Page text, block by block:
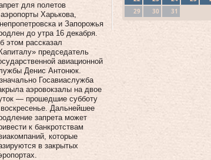
для полетов
Харькова,
и Запорожья
до утра 16 декабря.
этом рассказал
председатель
авиационной
Денис Антонюк.
Госавиаслужба
аэровокзалы на двое
— прошедшие субботу
Дальнейшее
запрета может
к банкротствам
которые
в закрытых
29
30 31